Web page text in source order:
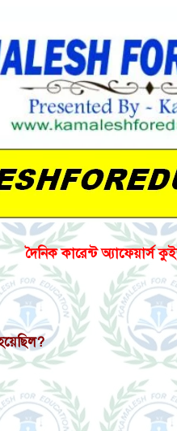
দৈনিক কারেন্ট অ্যাফেয়ার্স